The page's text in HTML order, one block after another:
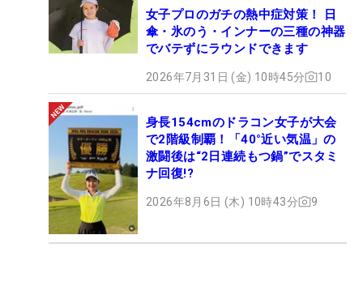
女子プロのガチの熱中症対策！ 日
傘・氷のう・インナーの三種の神器
でバテずにラウンドできます
2026年7月31日 (金) 10時45分 10
身長154cmのドラコン女子が大会
で2階級制覇！「40°近い気温」の
激闘後は“2日連続もつ鍋”でスタミ
ナ回復!?
2026年8月6日 (木) 10時43分 9